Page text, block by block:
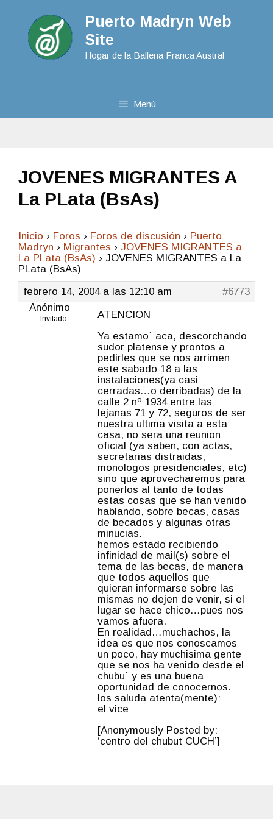
Puerto Madryn Web
Site
Hogar de la Ballena Franca Austral
Menú
JOVENES MIGRANTES A
La PLata (BsAs)
Inicio › Foros › Foros de discusión › Puerto
Madryn › Migrantes › JOVENES MIGRANTES a
La PLata (BsAs) › JOVENES MIGRANTES a La
PLata (BsAs)
febrero 14, 2004 a las 12:10 am
#6773
Anónimo
Invitado
ATENCION
Ya estamo´ aca, descorchando
sudor platense y prontos a
pedirles que se nos arrimen
este sabado 18 a las
instalaciones(ya casi
cerradas…o derribadas) de la
calle 2 nº 1934 entre las
lejanas 71 y 72, seguros de ser
nuestra ultima visita a esta
casa, no sera una reunion
oficial (ya saben, con actas,
secretarias distraidas,
monologos presidenciales, etc)
sino que aprovecharemos para
ponerlos al tanto de todas
estas cosas que se han venido
hablando, sobre becas, casas
de becados y algunas otras
minucias.
hemos estado recibiendo
infinidad de mail(s) sobre el
tema de las becas, de manera
que todos aquellos que
quieran informarse sobre las
mismas no dejen de venir, si el
lugar se hace chico…pues nos
vamos afuera.
En realidad…muchachos, la
idea es que nos conoscamos
un poco, hay muchisima gente
que se nos ha venido desde el
chubu´ y es una buena
oportunidad de conocernos.
los saluda atenta(mente):
el vice
[Anonymously Posted by:
‘centro del chubut CUCH’]